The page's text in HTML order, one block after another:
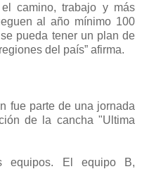
camino, trabajo y más
al año mínimo 100
pueda tener un plan de
del país” afirma.
fue parte de una jornada
de la cancha "Ultima
equipos. El equipo B,